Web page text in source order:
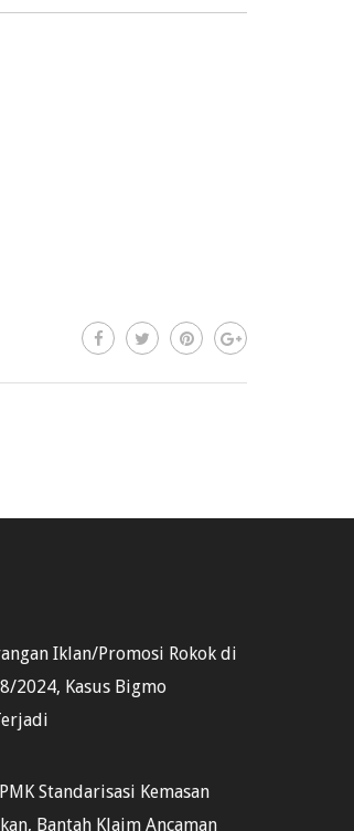
Iklan/Promosi Rokok di
2024, Kasus Bigmo
Standarisasi Kemasan
Bantah Klaim Ancaman